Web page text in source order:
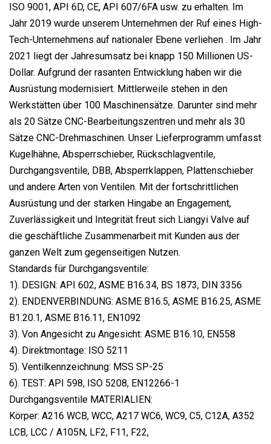
ISO 9001, API 6D, CE, API 607/6FA usw. zu erhalten. Im
Jahr 2019 wurde unserem Unternehmen der Ruf eines High-
Tech-Unternehmens auf nationaler Ebene verliehen . Im Jahr
2021 liegt der Jahresumsatz bei knapp 150 Millionen US-
Dollar. Aufgrund der rasanten Entwicklung haben wir die
Ausrüstung modernisiert. Mittlerweile stehen in den
Werkstätten über 100 Maschinensätze. Darunter sind mehr
als 20 Sätze CNC-Bearbeitungszentren und mehr als 30
Sätze CNC-Drehmaschinen. Unser Lieferprogramm umfasst
Kugelhähne, Absperrschieber, Rückschlagventile,
Durchgangsventile, DBB, Absperrklappen, Plattenschieber
und andere Arten von Ventilen. Mit der fortschrittlichen
Ausrüstung und der starken Hingabe an Engagement,
Zuverlässigkeit und Integrität freut sich Liangyi Valve auf
die geschäftliche Zusammenarbeit mit Kunden aus der
ganzen Welt zum gegenseitigen Nutzen.
Standards für Durchgangsventile:
1). DESIGN: API 602, ASME B16.34, BS 1873, DIN 3356
2). ENDENVERBINDUNG: ASME B16.5, ASME B16.25, ASME
B1.20.1, ASME B16.11, EN1092
3). Von Angesicht zu Angesicht: ASME B16.10, EN558
4). Direktmontage: ISO 5211
5). Ventilkennzeichnung: MSS SP-25
6). TEST: API 598, ISO 5208, EN12266-1
Durchgangsventile MATERIALIEN:
Körper: A216 WCB, WCC, A217 WC6, WC9, C5, C12A, A352
LCB, LCC / A105N, LF2, F11, F22,